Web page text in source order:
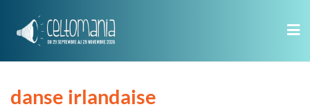
content
danse irlandaise